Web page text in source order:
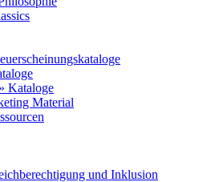
Kataloge
Material
und Inklusion